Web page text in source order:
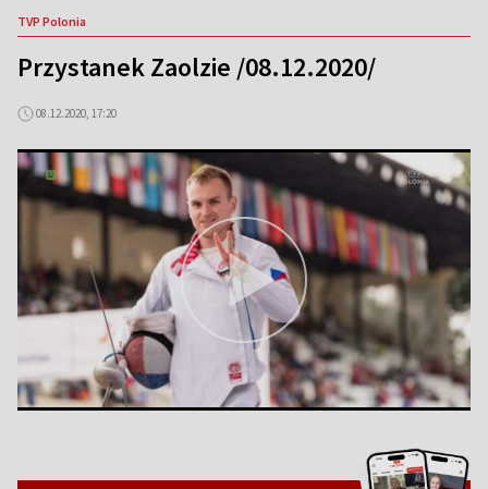
TVP Polonia
Przystanek Zaolzie /08.12.2020/
08.12.2020, 17:20